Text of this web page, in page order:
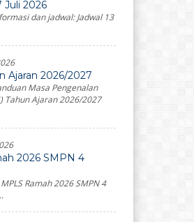
Juli 2026
dan jadwal: Jadwal 13
Ajaran 2026/2027
Masa Pengenalan
Tahun Ajaran 2026/2027
2026 SMPN 4
Ramah 2026 SMPN 4